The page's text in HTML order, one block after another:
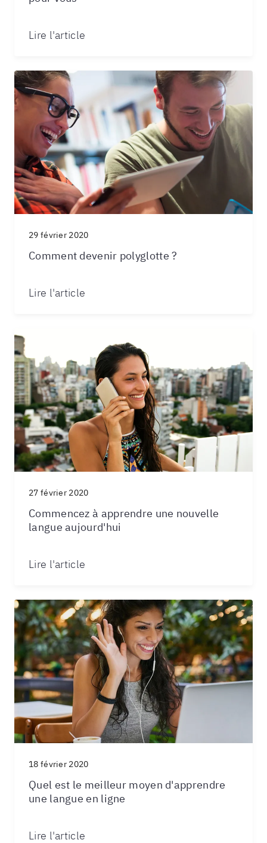
Lire l'article
29 février 2020
Comment devenir polyglotte ?
Lire l'article
27 février 2020
Commencez à apprendre une nouvelle
langue aujourd'hui
Lire l'article
18 février 2020
Quel est le meilleur moyen d'apprendre
une langue en ligne
Lire l'article